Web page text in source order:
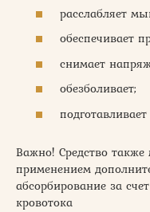
расслабляет
обеспечивает
снимает
обезболивает;
Важно! Средство
применением
абсорбирование за
кровотока